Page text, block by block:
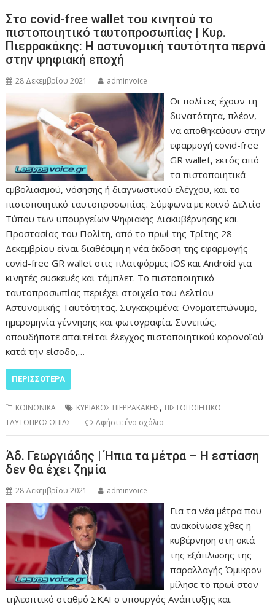
Στο covid-free wallet του κινητού το
πιστοποιητικό ταυτοπροσωπίας | Κυρ.
Πιερρακάκης: Η αστυνομική ταυτότητα περνά
στην ψηφιακή εποχή
28 Δεκεμβρίου 2021 adminvoice
Οι πολίτες έχουν τη
δυνατότητα, πλέον,
να αποθηκεύουν στην
εφαρμογή covid-free
GR wallet, εκτός από
τα πιστοποιητικά
εμβολιασμού, νόσησης ή διαγνωστικού ελέγχου, και το
πιστοποιητικό ταυτοπροσωπίας. Σύμφωνα με κοινό Δελτίο
Τύπου των υπουργείων Ψηφιακής Διακυβέρνησης και
Προστασίας του Πολίτη, από το πρωί της Τρίτης 28
Δεκεμβρίου είναι διαθέσιμη η νέα έκδοση της εφαρμογής
covid-free GR wallet στις πλατφόρμες iOS και Android για
κινητές συσκευές και τάμπλετ. Το πιστοποιητικό
ταυτοπροσωπίας περιέχει στοιχεία του Δελτίου
Αστυνομικής Ταυτότητας. Συγκεκριμένα: Ονοματεπώνυμο,
ημερομηνία γέννησης και φωτογραφία. Συνεπώς,
οπουδήποτε απαιτείται έλεγχος πιστοποιητικού κορονοϊού
κατά την είσοδο,…
ΠΕΡΙΣΣΌΤΕΡΑ
ΚΟΙΝΩΝΙΚΑ ΚΥΡΙΑΚΟΣ ΠΙΕΡΡΑΚΑΚΗΣ, ΠΙΣΤΟΠΟΙΗΤΙΚΟ
ΤΑΥΤΟΠΡΟΣΩΠΙΑΣ
Αφήστε ένα σχόλιο
Άδ. Γεωργιάδης | Ήπια τα μέτρα – Η εστίαση
δεν θα έχει ζημία
28 Δεκεμβρίου 2021 adminvoice
Για τα νέα μέτρα που
ανακοίνωσε χθες η
κυβέρνηση στη σκιά
της εξάπλωσης της
παραλλαγής Όμικρον
μίλησε το πρωί στον
τηλεοπτικό σταθμό ΣΚΑΪ ο υπουργός Ανάπτυξης και